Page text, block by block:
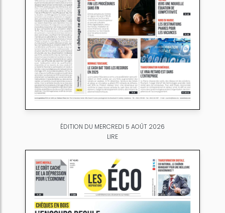
ÉDITION DU MERCREDI 5 AOÛT 2026
LIRE